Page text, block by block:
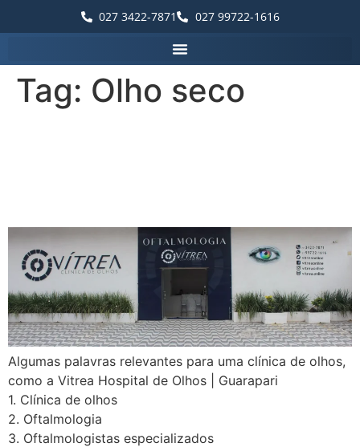
027 3422-7871 027 99722-1616
Tag: Olho seco
Algumas palavras relevantes para uma clínica de olhos,
como a Vitrea Hospital de Olhos | Guarapari
1. Clínica de olhos
2. Oftalmologia
3. Oftalmologistas especializados